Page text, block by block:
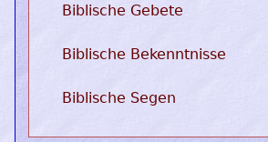
Biblische Gebete
Biblische Bekenntnisse
Biblische Segen